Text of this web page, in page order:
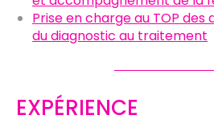
Prise en charge au TOP des
du diagnostic au traitement
EXPÉRIENCE